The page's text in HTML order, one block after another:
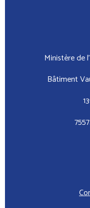
Ministère de
Bâtiment